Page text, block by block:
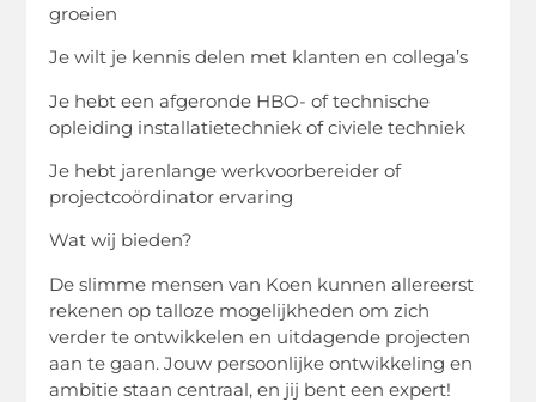
groeien
Je wilt je kennis delen met klanten en collega’s
Je hebt een afgeronde HBO- of technische
opleiding installatietechniek of civiele techniek
Je hebt jarenlange werkvoorbereider of
projectcoördinator ervaring
Wat wij bieden?
De slimme mensen van Koen kunnen allereerst
rekenen op talloze mogelijkheden om zich
verder te ontwikkelen en uitdagende projecten
aan te gaan. Jouw persoonlijke ontwikkeling en
ambitie staan ​​centraal, en jij bent een expert!